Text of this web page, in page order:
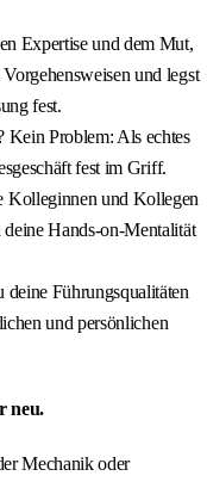
Expertise und dem Mut,
und legst
fest.
Kein Problem: Als echtes
fest im Griff.
Kolleginnen und Kollegen
Hands-on-Mentalität
deine Führungsqualitäten
und persönlichen
neu.
Mechanik oder